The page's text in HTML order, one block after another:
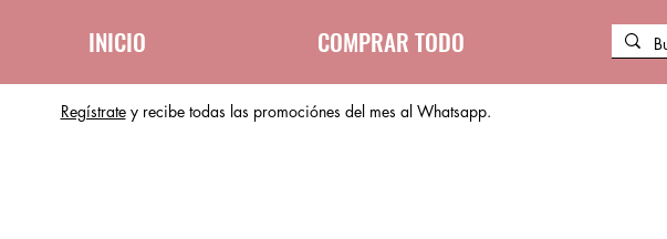
Regístratey recibe todas las promociónes del mes al Whatsapp.
INICIO COMPRAR TODO